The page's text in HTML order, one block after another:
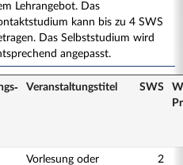
Lehrangebot. Das
kann bis zu 4 SWS
Das Selbststudium wird
angepasst.
Veranstaltungs­titel SWS
Vorlesung oder
2